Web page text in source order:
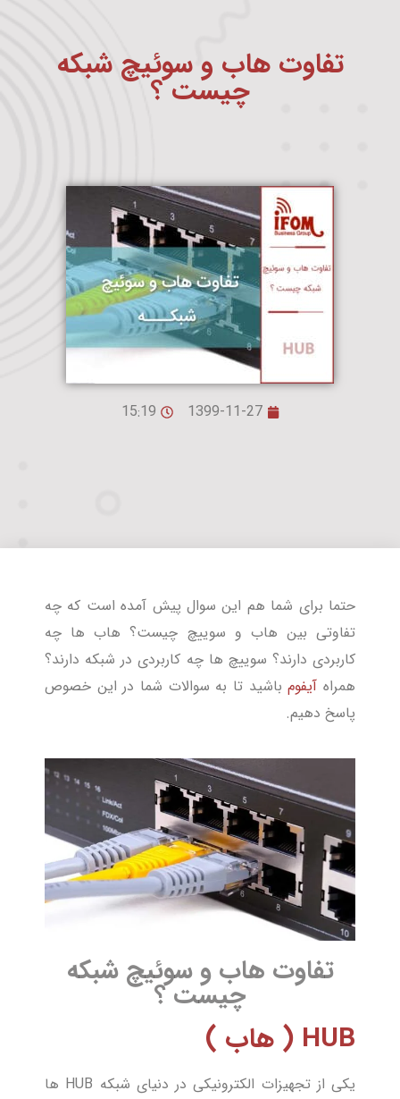
تفاوت هاب و سوئیچ شبکه
چیست ؟
1399-11-27
15:19
حتما برای شما هم این سوال پیش آمده است که چه
تفاوتی بین هاب و سوییچ چیست؟ هاب ها چه
کاربردی دارند؟ سوییچ ها چه کاربردی در شبکه دارند؟
همراه آیفومباشید تا به سوالات شما در این خصوص
پاسخ دهیم.
تفاوت هاب و سوئیچ شبکه
چیست ؟
HUB ( هاب )
یکی از تجهیزات الکترونیکی در دنیای شبکه HUB ها